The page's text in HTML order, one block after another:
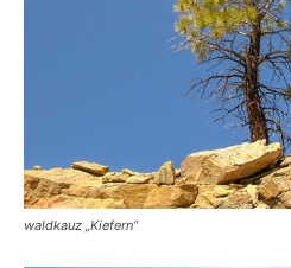
waldkauz „Kiefern“